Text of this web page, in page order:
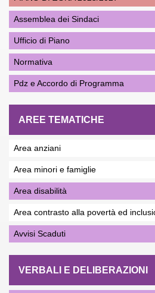
Assemblea dei Sindaci
Ufficio di Piano
Normativa
Pdz e Accordo di Programma
AREE TEMATICHE
Area anziani
Area minori e famiglie
Area disabilità
Area contrasto alla povertà ed
Avvisi Scaduti
VERBALI E DELIBERAZIONI